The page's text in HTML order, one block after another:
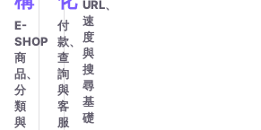
E-
SHOP
商
品、
分
類
與
付
款、
查
詢
與
客
服
URL、
速
度
與
搜
尋
基
礎